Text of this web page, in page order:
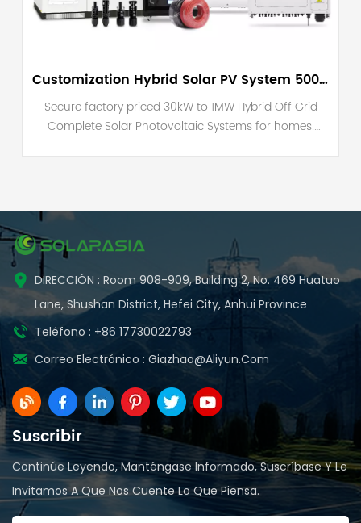
Customization Hybrid Solar PV System 500KW 600KW 800KW 1000KW On Off Grid System
Secure factory priced 30kW to 1MW Hybrid Off Grid
Complete Solar Photovoltaic Systems for homes.
excellent long term investment for solar powered
home solutions.
DIRECCIÓN : Room 908-909, Building 2, No. 469 Huatuo
Lane, Shushan District, Hefei City, Anhui Province
Teléfono : +86 17730022793
Correo Electrónico : Giazhao@aliyun.com
Suscribir
Continúe Leyendo, Manténgase Informado, Suscríbase Y Le
Invitamos A Que Nos Cuente Lo Que Piensa.